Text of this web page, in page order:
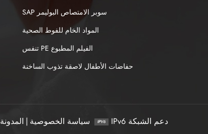
SAP سوبر الامتصاص البوليمر
المواد الخام للفوط الصحية
تنفس PE الفيلم المطبوع
حفاضات الأطفال لاصقة تذوب الساخنة
المدونة | سياسة الخصوصية IPv6 دعم الشبكة